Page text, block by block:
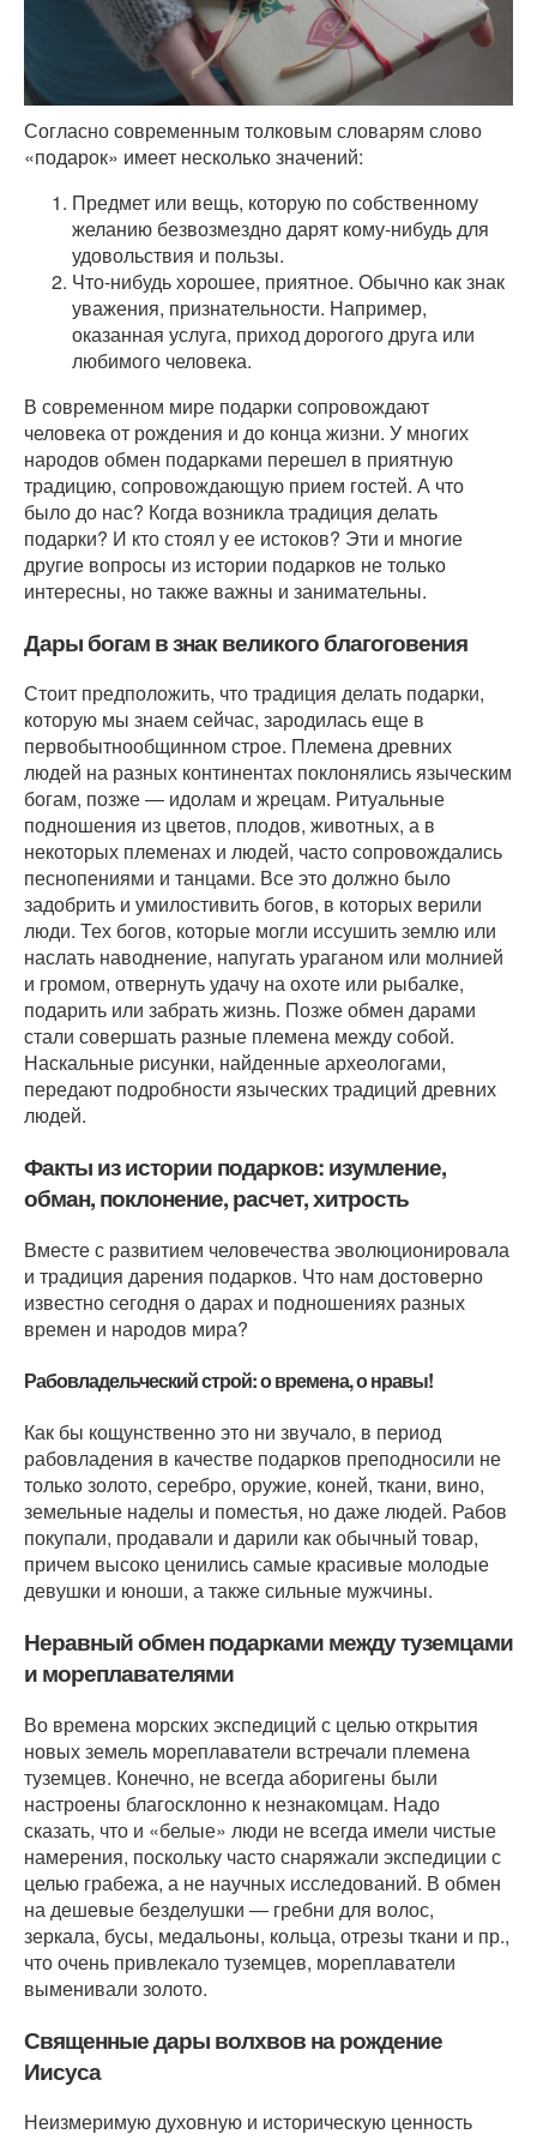
Согласно современным толковым словарям слово
«подарок» имеет несколько значений:
Предмет или вещь, которую по собственному
желанию безвозмездно дарят кому-нибудь для
удовольствия и пользы.
Что-нибудь хорошее, приятное. Обычно как знак
уважения, признательности. Например,
оказанная услуга, приход дорогого друга или
любимого человека.
В современном мире подарки сопровождают
человека от рождения и до конца жизни. У многих
народов обмен подарками перешел в приятную
традицию, сопровождающую прием гостей. А что
было до нас? Когда возникла традиция делать
подарки? И кто стоял у ее истоков? Эти и многие
другие вопросы из истории подарков не только
интересны, но также важны и занимательны.
Дары богам в знак великого благоговения
Стоит предположить, что традиция делать подарки,
которую мы знаем сейчас, зародилась еще в
первобытнообщинном строе. Племена древних
людей на разных континентах поклонялись языческим
богам, позже ― идолам и жрецам. Ритуальные
подношения из цветов, плодов, животных, а в
некоторых племенах и людей, часто сопровождались
песнопениями и танцами. Все это должно было
задобрить и умилостивить богов, в которых верили
люди. Тех богов, которые могли иссушить землю или
наслать наводнение, напугать ураганом или молнией
и громом, отвернуть удачу на охоте или рыбалке,
подарить или забрать жизнь. Позже обмен дарами
стали совершать разные племена между собой.
Наскальные рисунки, найденные археологами,
передают подробности языческих традиций древних
людей.
Факты из истории подарков: изумление,
обман, поклонение, расчет, хитрость
Вместе с развитием человечества эволюционировала
и традиция дарения подарков. Что нам достоверно
известно сегодня о дарах и подношениях разных
времен и народов мира?
Рабовладельческий строй: о времена, о нравы!
Как бы кощунственно это ни звучало, в период
рабовладения в качестве подарков преподносили не
только золото, серебро, оружие, коней, ткани, вино,
земельные наделы и поместья, но даже людей. Рабов
покупали, продавали и дарили как обычный товар,
причем высоко ценились самые красивые молодые
девушки и юноши, а также сильные мужчины.
Неравный обмен подарками между туземцами
и мореплавателями
Во времена морских экспедиций с целью открытия
новых земель мореплаватели встречали племена
туземцев. Конечно, не всегда аборигены были
настроены благосклонно к незнакомцам. Надо
сказать, что и «белые» люди не всегда имели чистые
намерения, поскольку часто снаряжали экспедиции с
целью грабежа, а не научных исследований. В обмен
на дешевые безделушки ― гребни для волос,
зеркала, бусы, медальоны, кольца, отрезы ткани и пр.,
что очень привлекало туземцев, мореплаватели
выменивали золото.
Священные дары волхвов на рождение
Иисуса
Неизмеримую духовную и историческую ценность